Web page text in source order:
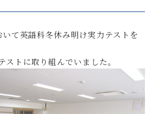
て英語科冬休み明け実力テストを
ストに取り組んでいました。